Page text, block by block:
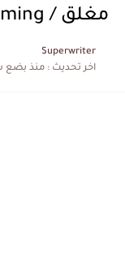
مغلق / Video Streaming
Superwriter
اخر تحديث :منذ بضع